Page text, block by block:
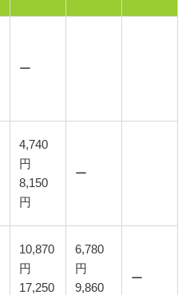
ー
4,740
円
8,150
円
ー
10,870
円
17,250
6,780
円
9,860
ー